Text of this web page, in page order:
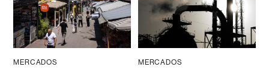
MERCADOS MERCADOS